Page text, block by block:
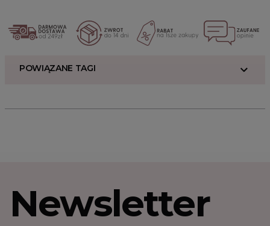
POWIĄZANE TAGI
Newsletter